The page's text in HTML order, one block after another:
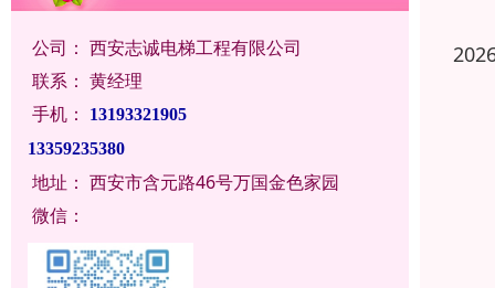
公司： 西安志诚电梯工程有限公司
联系： 黄经理
手机：
13193321905
13359235380
地址： 西安市含元路46号万国金色家园
微信：